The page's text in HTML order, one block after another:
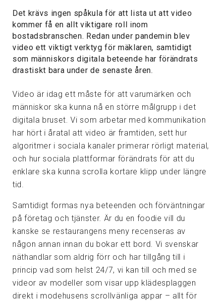
Det krävs ingen spåkula för att lista ut att video
kommer få en allt viktigare roll inom
bostadsbranschen. Redan under pandemin blev
video ett viktigt verktyg för mäklaren, samtidigt
som människors digitala beteende har förändrats
drastiskt bara under de senaste åren.
Video är idag ett måste för att varumärken och
människor ska kunna nå en större målgrupp i det
digitala bruset. Vi som arbetar med kommunikation
har hört i åratal att video är framtiden, sett hur
algoritmer i sociala kanaler primerar rörligt material,
och hur sociala plattformar förändrats för att du
enklare ska kunna scrolla kortare klipp under längre
tid.
Samtidigt formas nya beteenden och förväntningar
på företag och tjänster. Är du en foodie vill du
kanske se restaurangens meny recenseras av
någon annan innan du bokar ett bord. Vi svenskar
näthandlar som aldrig förr och har tillgång till i
princip vad som helst 24/7, vi kan till och med se
videor av modeller som visar upp klädesplaggen
direkt i modehusens scrollvänliga appar – allt för